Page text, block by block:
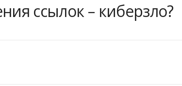
ссылок – киберзло?